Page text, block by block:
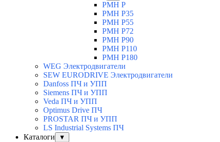
PMH P
PMH P35
PMH P55
PMH P72
PMH P90
PMH P110
PMH P180
WEG Электродвигатели
SEW EURODRIVE Электродвигатели
Danfoss ПЧ и УПП
Siemens ПЧ и УПП
Veda ПЧ и УПП
Optimus Drive ПЧ
PROSTAR ПЧ и УПП
LS Industrial Systems ПЧ
Каталоги
▼